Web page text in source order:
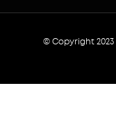
© Copyright 2023